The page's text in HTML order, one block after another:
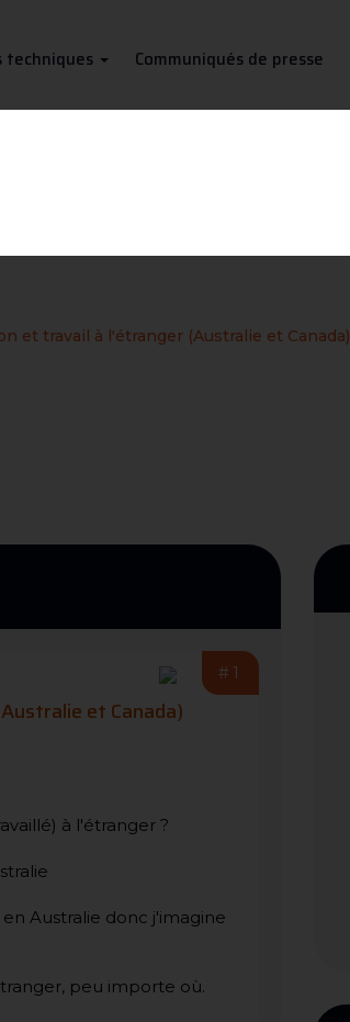
techniques Communiqués de presse
et travail à l'étranger (Australie et Canada)
#1
et Canada)
à l'étranger ?
Australie donc j'imagine
peu importe où.